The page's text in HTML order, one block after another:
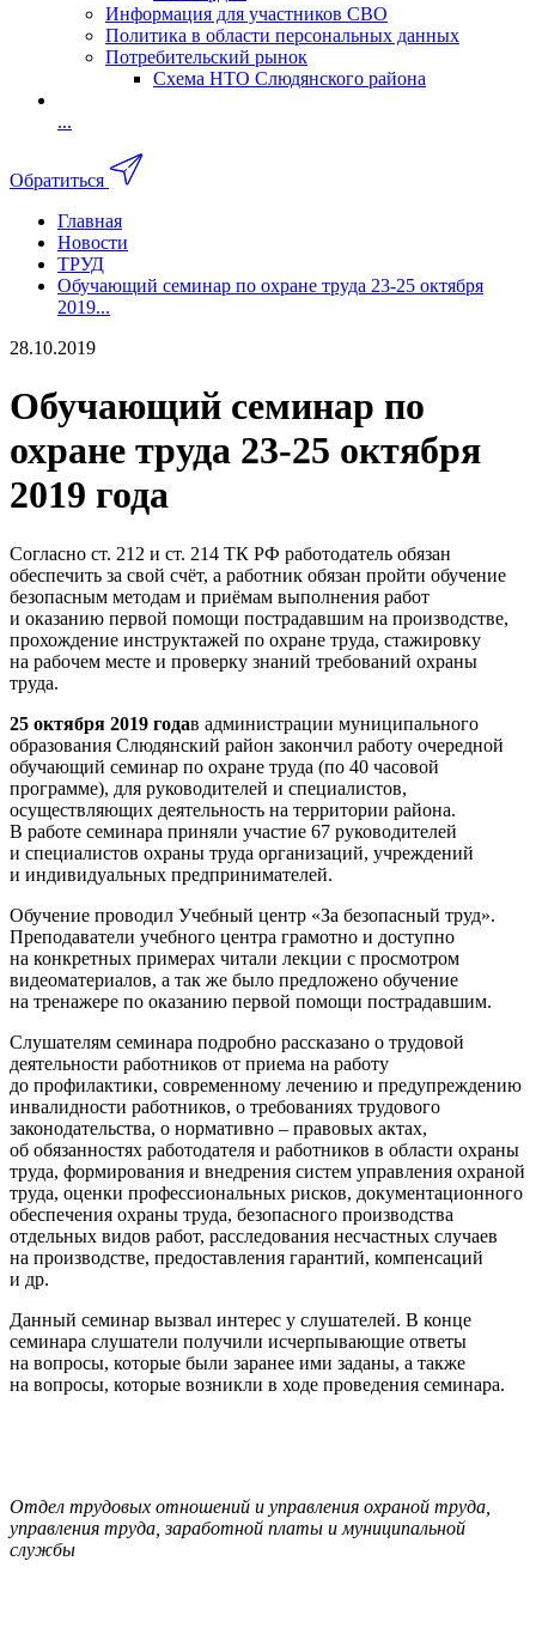
Информация для участников СВО
Политика в области персональных данных
Потребительский рынок
Схема НТО Слюдянского района
...
Обратиться
Главная
Новости
ТРУД
Обучающий семинар по охране труда 23-25 октября
2019...
28.10.2019
Обучающий семинар по
охране труда 23-25 октября
2019 года
Согласно ст. 212 и ст. 214 ТК РФ работодатель обязан
обеспечить за свой счёт, а работник обязан пройти обучение
безопасным методам и приёмам выполнения работ
и оказанию первой помощи пострадавшим на производстве,
прохождение инструктажей по охране труда, стажировку
на рабочем месте и проверку знаний требований охраны
труда.
25 октября 2019 годав администрации муниципального
образования Слюдянский район закончил работу очередной
обучающий семинар по охране труда (по 40 часовой
программе), для руководителей и специалистов,
осуществляющих деятельность на территории района.
В работе семинара приняли участие 67 руководителей
и специалистов охраны труда организаций, учреждений
и индивидуальных предпринимателей.
Обучение проводил Учебный центр «За безопасный труд».
Преподаватели учебного центра грамотно и доступно
на конкретных примерах читали лекции с просмотром
видеоматериалов, а так же было предложено обучение
на тренажере по оказанию первой помощи пострадавшим.
Слушателям семинара подробно рассказано о трудовой
деятельности работников от приема на работу
до профилактики, современному лечению и предупреждению
инвалидности работников, о требованиях трудового
законодательства, о нормативно – правовых актах,
об обязанностях работодателя и работников в области охраны
труда, формирования и внедрения систем управления охраной
труда, оценки профессиональных рисков, документационного
обеспечения охраны труда, безопасного производства
отдельных видов работ, расследования несчастных случаев
на производстве, предоставления гарантий, компенсаций
и др.
Данный семинар вызвал интерес у слушателей. В конце
семинара слушатели получили исчерпывающие ответы
на вопросы, которые были заранее ими заданы, а также
на вопросы, которые возникли в ходе проведения семинара.
Отдел трудовых отношений и управления охраной труда,
управления труда, заработной платы и муниципальной
службы